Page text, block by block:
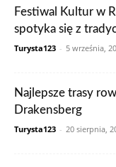
Festiwal Kultur w
spotyka się z
Turysta123 - 5 września,
Najlepsze trasy
Drakensberg
Turysta123 - 20 sierpnia,